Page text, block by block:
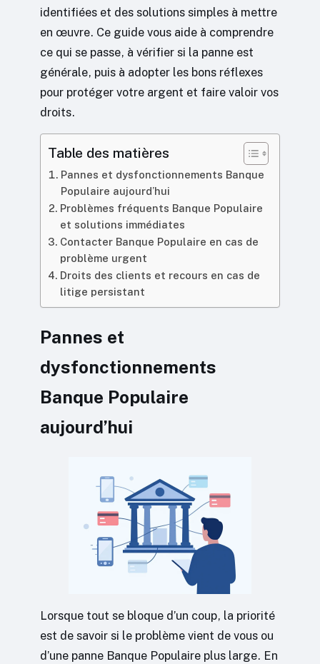
identifiées et des solutions simples à mettre
en œuvre. Ce guide vous aide à comprendre
ce qui se passe, à vérifier si la panne est
générale, puis à adopter les bons réflexes
pour protéger votre argent et faire valoir vos
droits.
Table des matières
Pannes et dysfonctionnements Banque
Populaire aujourd’hui
Problèmes fréquents Banque Populaire
et solutions immédiates
Contacter Banque Populaire en cas de
problème urgent
Droits des clients et recours en cas de
litige persistant
Pannes et
dysfonctionnements
Banque Populaire
aujourd’hui
Lorsque tout se bloque d’un coup, la priorité
est de savoir si le problème vient de vous ou
d’une panne Banque Populaire plus large. En